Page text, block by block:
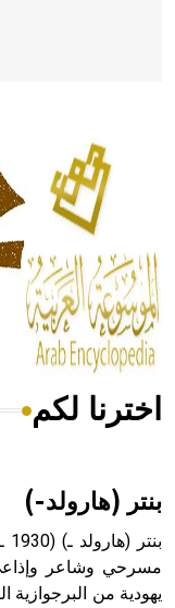
الحكم، الأدلة،
له الفضل بأنه
- هل تعلم أن
من مادة كربونات
أجود أنواعه،
هل تعلم أن
اخترنا لكم
بنتر (هارولد-)
مسرحي وشاعر
يهودية من